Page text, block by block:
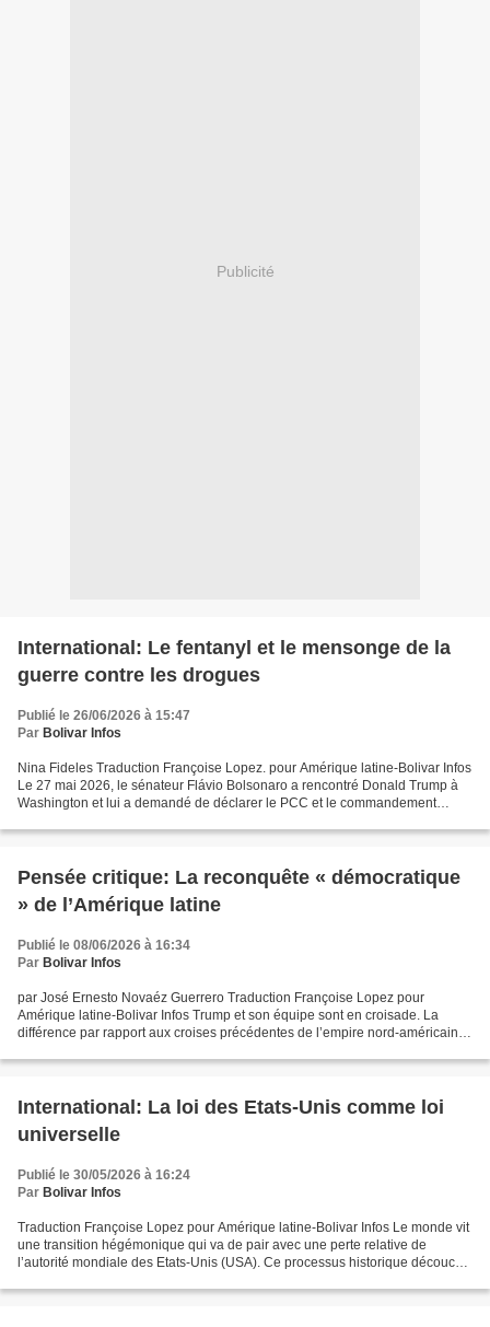
Publicité
International: Le fentanyl et le mensonge de la
guerre contre les drogues
Publié le 26/06/2026 à 15:47
Par Bolivar Infos
Nina Fideles Traduction Françoise Lopez. pour Amérique latine-Bolivar Infos
Le 27 mai 2026, le sénateur Flávio Bolsonaro a rencontré Donald Trump à
Washington et lui a demandé de déclarer le PCC et le commandement
Pensée critique: La reconquête « démocratique
» de l’Amérique latine
Publié le 08/06/2026 à 16:34
Par Bolivar Infos
par José Ernesto Novaéz Guerrero Traduction Françoise Lopez pour
Amérique latine-Bolivar Infos Trump et son équipe sont en croisade. La
différence par rapport aux croises précédentes de l’empire nord-américain
International: La loi des Etats-Unis comme loi
universelle
Publié le 30/05/2026 à 16:24
Par Bolivar Infos
Traduction Françoise Lopez pour Amérique latine-Bolivar Infos Le monde vit
une transition hégémonique qui va de pair avec une perte relative de
l’autorité mondiale des Etats-Unis (USA). Ce processus historique découche